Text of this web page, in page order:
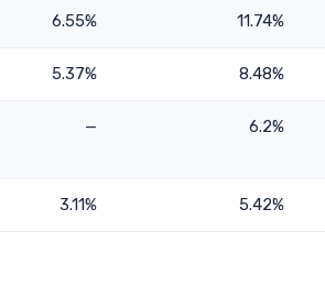
11.74%
6.55%
8.48%
5.37%
6.2%
—
5.42%
3.11%